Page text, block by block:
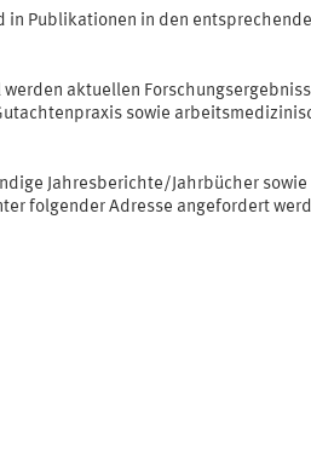
in Publikationen in den
aktuellen
sowie
Jahresberichte/Jahrbücher sowie
folgender Adresse angefordert